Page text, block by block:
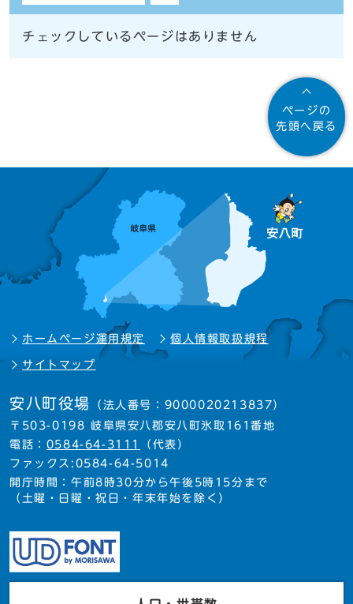
チェックしているページはありません
ページの
先頭へ戻る
ホームページ運用規定 個人情報取扱規程
サイトマップ
安八町役場 （法人番号：9000020213837）
〒503-0198 岐阜県安八郡安八町氷取161番地
電話： 0584-64-3111
（代表）
ファックス:0584-64-5014
開庁時間：午前8時30分から午後5時15分まで
（土曜・日曜・祝日・年末年始を除く）